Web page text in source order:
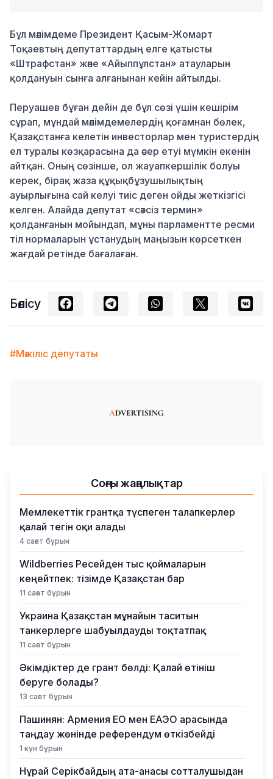
Бұл мәлімдеме Президент Қасым-Жомарт
Тоқаевтың депутаттардың елге қатысты
«Штрафстан» және «Айыппұлстан» атауларын
қолдануын сынға алғанынан кейін айтылды.
Перуашев бұған дейін де бұл сөзі үшін кешірім
сұрап, мұндай мәлімдемелердің қоғамнан бөлек,
Қазақстанға келетін инвесторлар мен туристердің
ел туралы көзқарасына да әсер етуі мүмкін екенін
айтқан. Оның сөзінше, ол жауапкершілік болуы
керек, бірақ жаза құқықбұзушылықтың
ауырлығына сай келуі тиіс деген ойды жеткізгісі
келген. Алайда депутат «сәтсіз термин»
қолданғанын мойындап, мұны парламентте ресми
тіл нормаларын ұстанудың маңызын көрсеткен
жағдай ретінде бағалаған.
Бөлісу
#Мәжіліс депутаты
Соңғы жаңалықтар
Мемлекеттік грантқа түспеген талапкерлер
қалай тегін оқи алады
4 сағат бұрын
Wildberries Ресейден тыс қоймаларын
кеңейтпек: тізімде Қазақстан бар
11 сағат бұрын
Украина Қазақстан мұнайын таситын
танкерлерге шабуылдауды тоқтатпақ
11 сағат бұрын
Әкімдіктер де грант бөлді: Қалай өтініш
беруге болады?
13 сағат бұрын
Пашинян: Армения ЕО мен ЕАЭО арасында
таңдау жөнінде референдум өткізбейді
1 күн бұрын
Нұрай Серікбайдың ата-анасы сотталушыдан